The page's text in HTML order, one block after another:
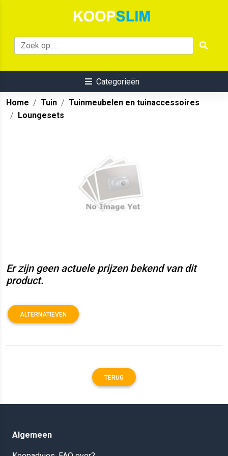
Categorieën
Home Tuin
Tuinmeubelen en tuinaccessoires
Loungesets
Er zijn geen actuele prijzen bekend van dit
product.
ALTERNATIEVEN
TERUG
Algemeen